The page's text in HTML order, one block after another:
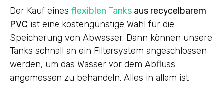
Der Kauf eines flexiblen Tanks aus recycelbarem
PVC ist eine kostengünstige Wahl für die
Speicherung von Abwasser. Dann können unsere
Tanks schnell an ein Filtersystem angeschlossen
werden, um das Wasser vor dem Abfluss
angemessen zu behandeln. Alles in allem ist